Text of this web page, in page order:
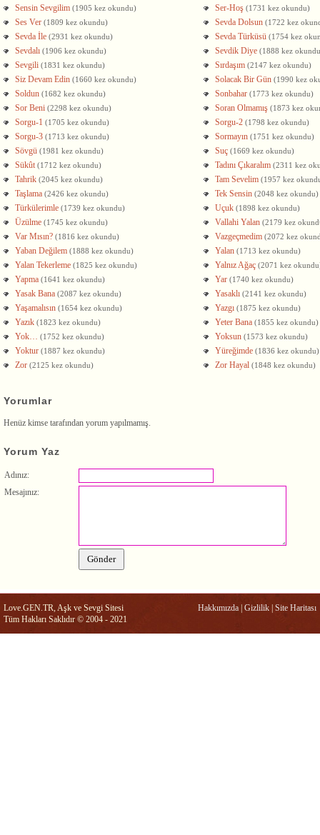
Sensin Sevgilim (1905 kez okundu) Ser-Hoş (1731 kez okundu)
Ses Ver (1809 kez okundu) Sevda Dolsun (1722 kez
Sevda İle (2931 kez okundu) Sevda Türküsü (1754 kez
Sevdalı (1906 kez okundu) Sevdik Diye (1888 kez
Sevgili (1831 kez okundu) Sırdaşım (2147 kez okundu)
Siz Devam Edin (1660 kez okundu) Solacak Bir Gün (1990 kez
Soldun (1682 kez okundu) Sonbahar (1773 kez okundu)
Sor Beni (2298 kez okundu) Soran Olmamış (1873 kez
Sorgu-1 (1705 kez okundu) Sorgu-2 (1798 kez okundu)
Sorgu-3 (1713 kez okundu) Sormayın (1751 kez okundu)
Sövgü (1981 kez okundu) Suç (1669 kez okundu)
Sükût (1712 kez okundu) Tadını Çıkaralım (2311 kez
Tahrik (2045 kez okundu) Tam Sevelim (1957 kez
Taşlama (2426 kez okundu) Tek Sensin (2048 kez okundu)
Türkülerimle (1739 kez okundu) Uçuk (1898 kez okundu)
Üzülme (1745 kez okundu) Vallahi Yalan (2179 kez
Var Mısın? (1816 kez okundu) Vazgeçmedim (2072 kez
Yaban Değilem (1888 kez okundu) Yalan (1713 kez okundu)
Yalan Tekerleme (1825 kez okundu) Yalnız Ağaç (2071 kez
Yapma (1641 kez okundu) Yar (1740 kez okundu)
Yasak Bana (2087 kez okundu) Yasaklı (2141 kez okundu)
Yaşamalısın (1654 kez okundu) Yazgı (1875 kez okundu)
Yazık (1823 kez okundu) Yeter Bana (1855 kez okundu)
Yok… (1752 kez okundu) Yoksun (1573 kez okundu)
Yoktur (1887 kez okundu) Yüreğimde (1836 kez okundu)
Zor (2125 kez okundu) Zor Hayal (1848 kez okundu)
Yorumlar
Henüz kimse tarafından yorum yapılmamış.
Yorum Yaz
Adınız:
Mesajınız:
Love.GEN.TR, Aşk ve Sevgi Sitesi
Tüm Hakları Saklıdır © 2004 - 2021
Hakkımızda | Gizlilik | Site Haritası